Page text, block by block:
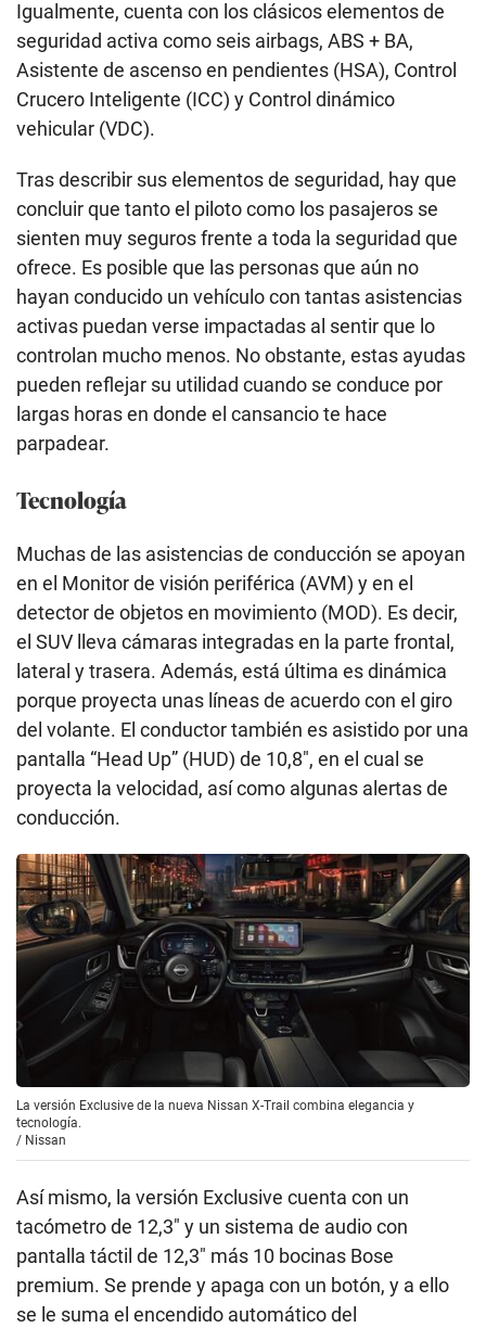
Igualmente, cuenta con los clásicos elementos de
seguridad activa como seis airbags, ABS + BA,
Asistente de ascenso en pendientes (HSA), Control
Crucero Inteligente (ICC) y Control dinámico
vehicular (VDC).
Tras describir sus elementos de seguridad, hay que
concluir que tanto el piloto como los pasajeros se
sienten muy seguros frente a toda la seguridad que
ofrece. Es posible que las personas que aún no
hayan conducido un vehículo con tantas asistencias
activas puedan verse impactadas al sentir que lo
controlan mucho menos. No obstante, estas ayudas
pueden reflejar su utilidad cuando se conduce por
largas horas en donde el cansancio te hace
parpadear.
Tecnología
Muchas de las asistencias de conducción se apoyan
en el Monitor de visión periférica (AVM) y en el
detector de objetos en movimiento (MOD). Es decir,
el SUV lleva cámaras integradas en la parte frontal,
lateral y trasera. Además, está última es dinámica
porque proyecta unas líneas de acuerdo con el giro
del volante. El conductor también es asistido por una
pantalla “Head Up” (HUD) de 10,8″, en el cual se
proyecta la velocidad, así como algunas alertas de
conducción.
La versión Exclusive de la nueva Nissan X-Trail combina elegancia y
tecnología.
/ Nissan
Así mismo, la versión Exclusive cuenta con un
tacómetro de 12,3″ y un sistema de audio con
pantalla táctil de 12,3″ más 10 bocinas Bose
premium. Se prende y apaga con un botón, y a ello
se le suma el encendido automático del